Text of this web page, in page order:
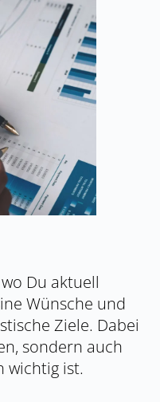
Du aktuell
Wünsche und
Ziele. Dabei
sondern auch
wichtig ist.